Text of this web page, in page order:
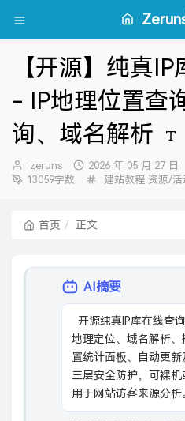
【开源】纯真
- IP地理位置查
询、域名解析
博
主：
zeruns
发
布
2026 年 05 月 27 日
13059字数
分
建站教程 资源/活
首页 正文
AI摘要
地理定位、域名解析、
置统计面板、自动更
三层安全防护，可裸
用于网站访客来源分析